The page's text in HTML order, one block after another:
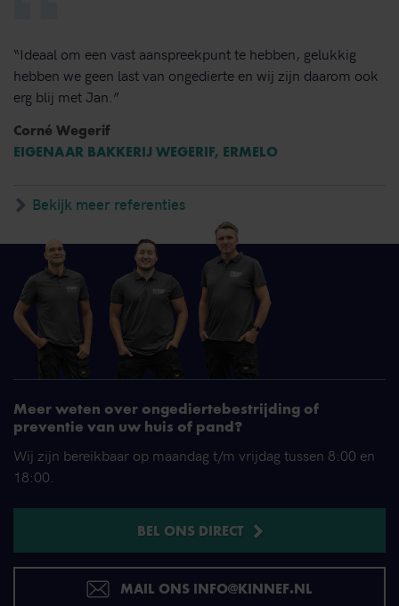
“Ideaal om een vast aanspreekpunt te hebben, gelukkig
hebben we geen last van ongedierte en wij zijn daarom ook
erg blij met Jan.”
Corné Wegerif
EIGENAAR BAKKERIJ WEGERIF, ERMELO
Bekijk meer referenties
Meer weten over ongediertebestrijding of
preventie van uw huis of pand?
Wij zijn bereikbaar op maandag t/m vrijdag tussen 8:00 en
18:00.
BEL ONS DIRECT
MAIL ONS INFO@KINNEF.NL